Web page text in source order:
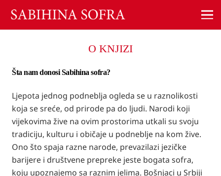
O KNJIZI
Šta nam donosi Sabihina sofra?
Ljepota jednog podneblja ogleda se u raznolikosti
koja se sreće, od prirode pa do ljudi. Narodi koji
vijekovima žive na ovim prostorima utkali su svoju
tradiciju, kulturu i običaje u podneblje na kom žive.
Ono što spaja razne narode, prevazilazi jezičke
barijere i društvene prepreke jeste bogata sofra,
koju upoznajemo sa raznim jelima. Bošnjaci u Srbiji